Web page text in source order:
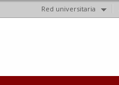
Red universitaria